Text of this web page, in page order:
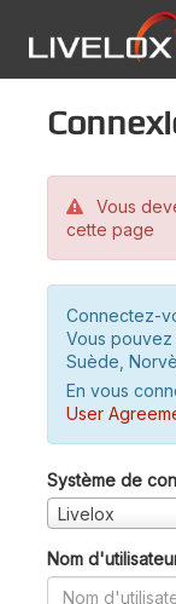
Vous
cette page
Connectez-
Vous
Suède,
En vous
User
Système de
Livelox
Nom